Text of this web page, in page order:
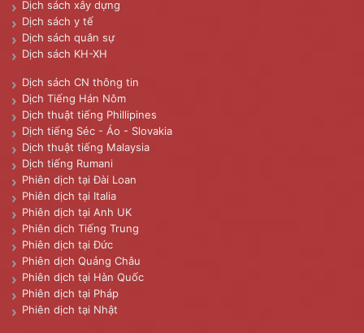
Dịch sách xây dựng
Dịch sách y tế
Dịch sách quân sự
Dịch sách KH-XH
Dịch sách CN thông tin
Dịch Tiếng Hán Nôm
Dịch thuật tiếng Phillipines
Dịch tiếng Séc - Áo - Slovakia
Dịch thuật tiếng Malaysia
Dịch tiếng Rumani
Phiên dịch tại Đài Loan
Phiên dịch tại Italia
Phiên dịch tại Anh UK
Phiên dịch Tiếng Trung
Phiên dịch tại Đức
Phiên dịch Quảng Châu
Phiên dịch tại Hàn Quốc
Phiên dịch tại Pháp
Phiên dịch tại Nhật